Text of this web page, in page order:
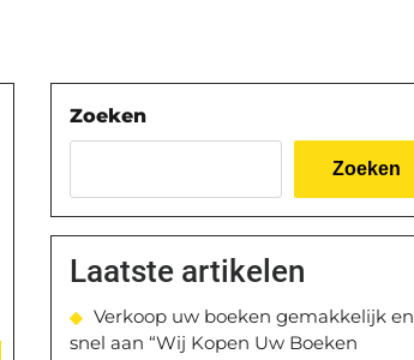
Zoeken
Zoeken
Laatste artikelen
Verkoop uw boeken gemakkelijk en
snel aan “Wij Kopen Uw Boeken